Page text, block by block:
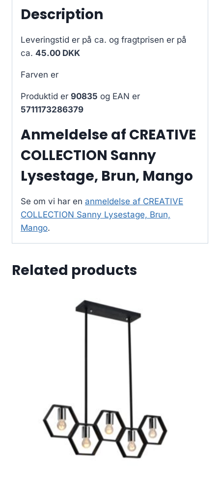
Description
Leveringstid er på ca. og fragtprisen er på
ca. 45.00 DKK
Farven er
Produktid er 90835 og EAN er
5711173286379
Anmeldelse af CREATIVE
COLLECTION Sanny
Lysestage, Brun, Mango
Se om vi har en anmeldelse af CREATIVE
COLLECTION Sanny Lysestage, Brun,
Mango.
Related products